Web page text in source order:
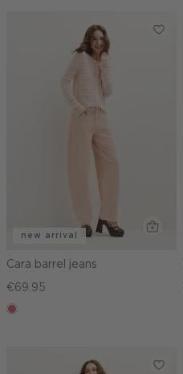
new arrival
Cara barrel jeans
€69.95
rose,